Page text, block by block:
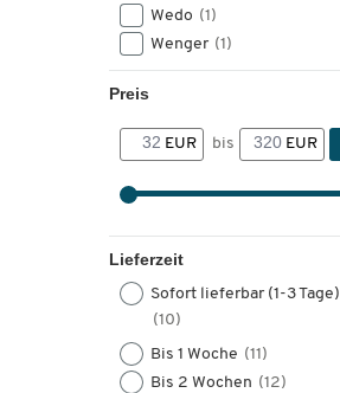
Wedo (1)
Wenger (1)
Preis
EUR bis EUR
Lieferzeit
Sofort lieferbar (1-3 Tage)
(10)
Bis 1 Woche (11)
Bis 2 Wochen (12)